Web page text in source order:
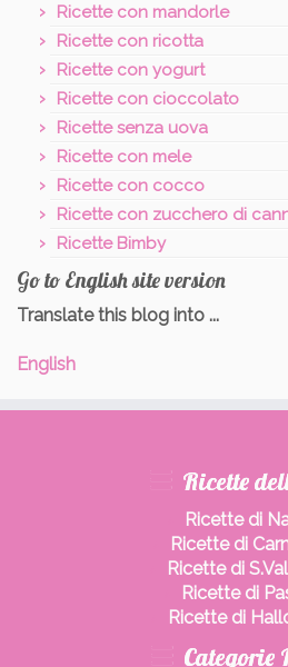
Ricette con mandorle
Ricette con ricotta
Ricette con yogurt
Ricette con cioccolato
Ricette senza uova
Ricette con mele
Ricette con cocco
Ricette con zucchero di
Ricette Bimby
Go to English site version
Translate this blog into ...
English
Ricette
Ricette di
Ricette di
Ricette di
Ricette di
Ricette di
Categorie